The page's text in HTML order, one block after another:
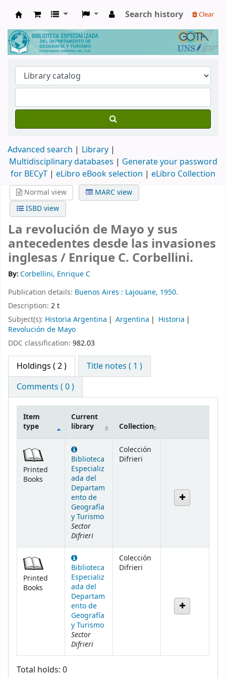
Biblioteca de Geografía y Turismo
Search history Clear
Advanced search
Library
Multidisciplinary databases | Generate your password
for BECyT | eLibro eBook selection | eLibro Collection
Normal view
MARC view
ISBD view
La revolución de Mayo y sus
antecedentes desde las invasiones
inglesas / Enrique C. Corbellini.
By:Corbellini, Enrique C
Publication details: Buenos Aires : Lajouane, 1950.
Description: 2 t
Subject(s): Historia Argentina Argentina
Historia
Revolución de Mayo
DDC classification: 982.03
Holdings ( 2 )
Title notes ( 1 )
Comments ( 0 )
Item
type
Current
library
Collection
Printed
Books
Biblioteca
Especializ
ada del
Departam
ento de
Geografía
y Turismo
Sector
Difrieri
Colección
Difrieri
Printed
Books
Biblioteca
Especializ
ada del
Departam
ento de
Geografía
y Turismo
Sector
Difrieri
Colección
Difrieri
Total holds: 0